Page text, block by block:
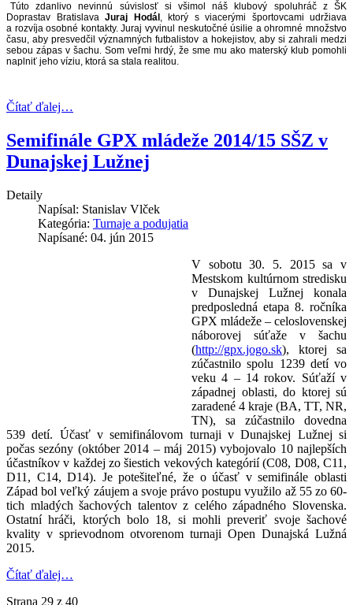
Если вы планируете пользоваться заемными средствами
позаботиться о минимизации переплат. Выбираякредитные
обеспечиваете себе комфортные условия погашения даже
Это позволяет значительно снизить финансовую нагрузку на
Túto zdanlivo nevinnú súvislosť si všimol náš klubový spoluhráč z ŠK
Doprastav Bratislava Juraj Hodál , ktorý s viacerými športovcami udržiava
a rozvíja osobné kontakty. Juraj vyvinul neskutočné úsilie a ohromné množstvo
času, aby presvedčil významných futbalistov a hokejistov, aby si zahrali medzi
sebou zápas v šachu. Som veľmi hrdý, že sme mu ako materský klub pomohli
naplniť jeho víziu, ktorá sa stala realitou.
Čítať ďalej…
Semifinále GPX mládeže 2014/15 SŠZ v
Dunajskej Lužnej
Detaily
Napísal: Stanislav Vlček
Kategória: Turnaje a podujatia
Napísané: 04. jún 2015
V sobotu 30. 5. 2015 sa v
Mestskom kultúrnom stredisku
v Dunajskej Lužnej konala
predposledná etapa 8. ročníka
GPX mládeže – celoslovenskej
náborovej súťaže v šachu
(http://gpx.jogo.sk), ktorej sa
zúčastnilo spolu 1239 detí vo
veku 4 – 14 rokov. Súťaží v
západnej oblasti, do ktorej sú
zaradené 4 kraje (BA, TT, NR,
TN), sa zúčastnilo dovedna
539 detí. Účasť v semifinálovom turnaji v Dunajskej Lužnej si
počas sezóny (október 2014 – máj 2015) vybojovalo 10 najlepších
účastníkov v každej zo šiestich vekových kategórií (C08, D08, C11,
D11, C14, D14). Je potešiteľné, že o účasť v semifinále oblasti
Západ bol veľký záujem a svoje právo postupu využilo až 55 zo 60-
tich mladých šachových talentov z celého západného Slovenska.
Ostatní hráči, ktorých bolo 18, si mohli preveriť svoje šachové
kvality v sprievodnom otvorenom turnaji Open Dunajská Lužná
2015.
Čítať ďalej…
Strana 29 z 40